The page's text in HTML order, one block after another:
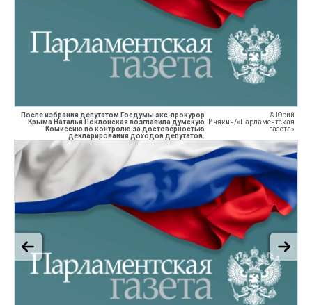
После избрания депутатом Госдумы экс-прокурор
Крыма Наталья Поклонская возглавила думскую
Комиссию по контролю за достоверностью
декларирования доходов депутатов.
© Юрий
Инякин/«Парламентская
газета»